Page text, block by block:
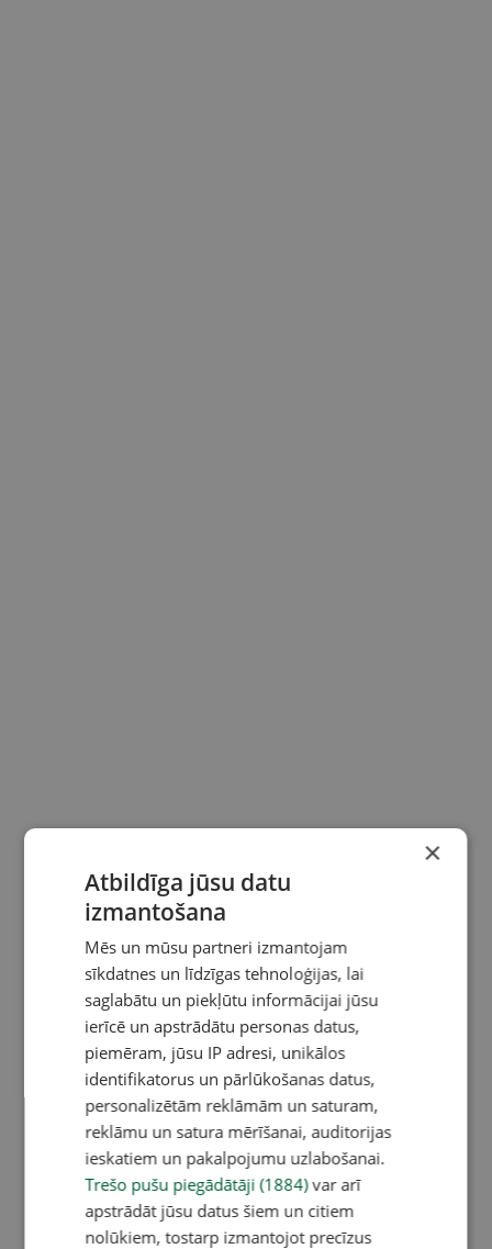
×
Atbildīga jūsu datu
izmantošana
Mēs un mūsu partneri izmantojam
sīkdatnes un līdzīgas tehnoloģijas, lai
saglabātu un piekļūtu informācijai jūsu
ierīcē un apstrādātu personas datus,
piemēram, jūsu IP adresi, unikālos
identifikatorus un pārlūkošanas datus,
personalizētām reklāmām un saturam,
reklāmu un satura mērīšanai, auditorijas
ieskatiem un pakalpojumu uzlabošanai.
Trešo pušu piegādātāji (1884)var arī
apstrādāt jūsu datus šiem un citiem
nolūkiem, tostarp izmantojot precīzus